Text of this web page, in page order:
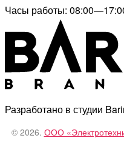
Часы работы:
Разработано в студии
© 2026. ООО